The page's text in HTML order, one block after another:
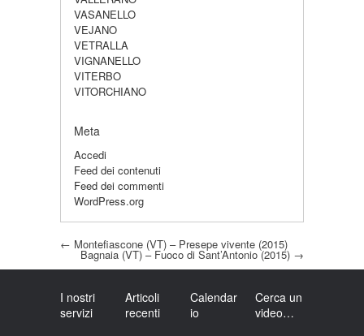
VASANELLO
VEJANO
VETRALLA
VIGNANELLO
VITERBO
VITORCHIANO
Meta
Accedi
Feed dei contenuti
Feed dei commenti
WordPress.org
Post navigation
← Montefiascone (VT) – Presepe vivente (2015)
Bagnaia (VT) – Fuoco di Sant’Antonio (2015) →
I nostri
servizi
Articoli
recenti
Calendar
io
Cerca un
video…